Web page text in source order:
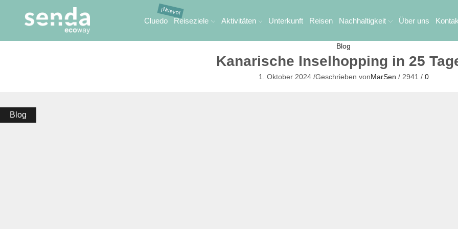
Cluedo Reiseziele Aktivitäten Unterkunft Reisen Nachhaltigkeit Über uns
Blog
Kanarische Inselhopping in 25
1. Oktober 2024 /Geschrieben vonMarSen / 2941 / 0
Blog